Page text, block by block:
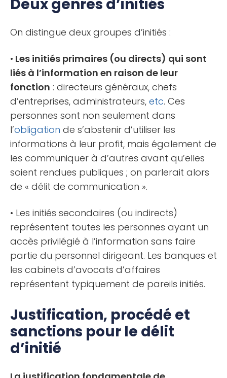
Deux genres d’initiés
On distingue deux groupes d’initiés :
• Les initiés primaires (ou directs) qui sont
liés à l’information en raison de leur
fonction : directeurs généraux, chefs
d’entreprises, administrateurs, etc. Ces
personnes sont non seulement dans
l’obligation de s’abstenir d’utiliser les
informations à leur profit, mais également de
les communiquer à d’autres avant qu’elles
soient rendues publiques ; on parlerait alors
de « délit de communication ».
• Les initiés secondaires (ou indirects)
représentent toutes les personnes ayant un
accès privilégié à l’information sans faire
partie du personnel dirigeant. Les banques et
les cabinets d’avocats d’affaires
représentent typiquement de pareils initiés.
Justification, procédé et
sanctions pour le délit
d’initié